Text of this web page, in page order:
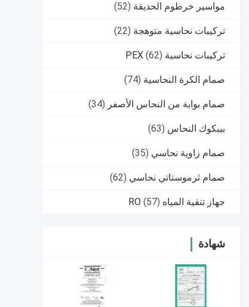
مواسير خرطوم الحديقة (52)
تركيبات نحاسية متوهجة (22)
تركيبات نحاسية PEX (62)
صمام الكرة النحاسية (74)
صمام بوابة من النحاس الأصفر (34)
بيبكوك النحاس (63)
صمام زاوية نحاسي (35)
صمام ثرموستاتي نحاسي (62)
جهاز تنقية المياه RO (57)
شهادة